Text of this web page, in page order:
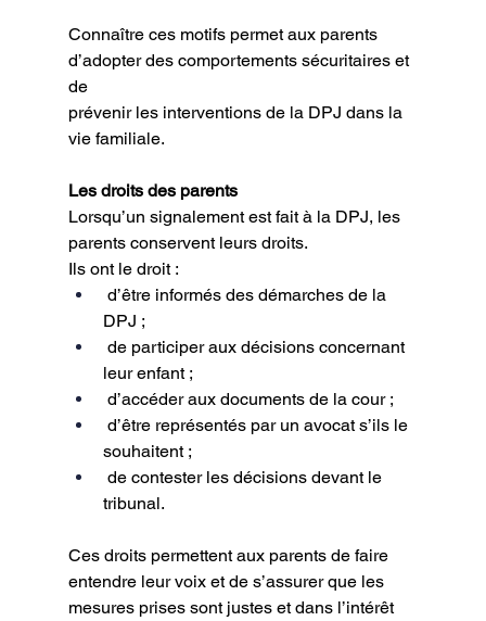
Connaître ces motifs permet aux parents
d’adopter des comportements sécuritaires et
de
prévenir les interventions de la DPJ dans la
vie familiale.
Les droits des parents
Lorsqu’un signalement est fait à la DPJ, les
parents conservent leurs droits.
Ils ont le droit :
d’être informés des démarches de la
DPJ ;
de participer aux décisions concernant
leur enfant ;
d’accéder aux documents de la cour ;
d’être représentés par un avocat s’ils le
souhaitent ;
de contester les décisions devant le
tribunal.
Ces droits permettent aux parents de faire
entendre leur voix et de s’assurer que les
mesures prises sont justes et dans l’intérêt